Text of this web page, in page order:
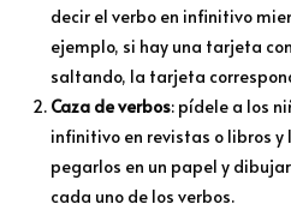
decir el verbo en infinitivo
ejemplo, si hay una tarjeta
saltando, la tarjeta
Caza de verbos: pídele a los
infinitivo en revistas o libros y
pegarlos en un papel y
cada uno de los verbos.